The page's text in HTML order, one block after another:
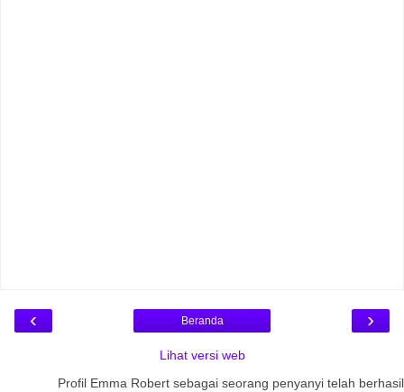
‹ ›
Beranda
Lihat versi web
Profil Emma Robert sebagai seorang penyanyi telah berhasil